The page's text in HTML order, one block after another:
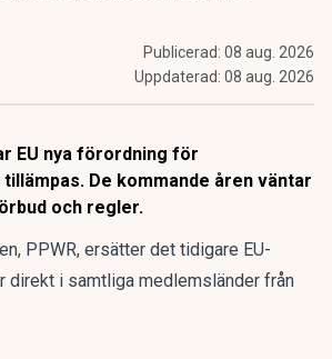
Publicerad: 08 aug. 2026
Uppdaterad: 08 aug. 2026
EU nya förordning för
De kommande åren väntar
och regler.
PPWR, ersätter det tidigare EU-
direkt i samtliga medlemsländer från